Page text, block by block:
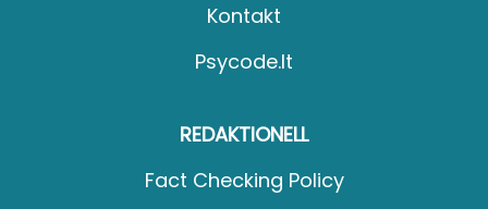
Kontakt
Psycode.it
REDAKTIONELL
Fact Checking Policy